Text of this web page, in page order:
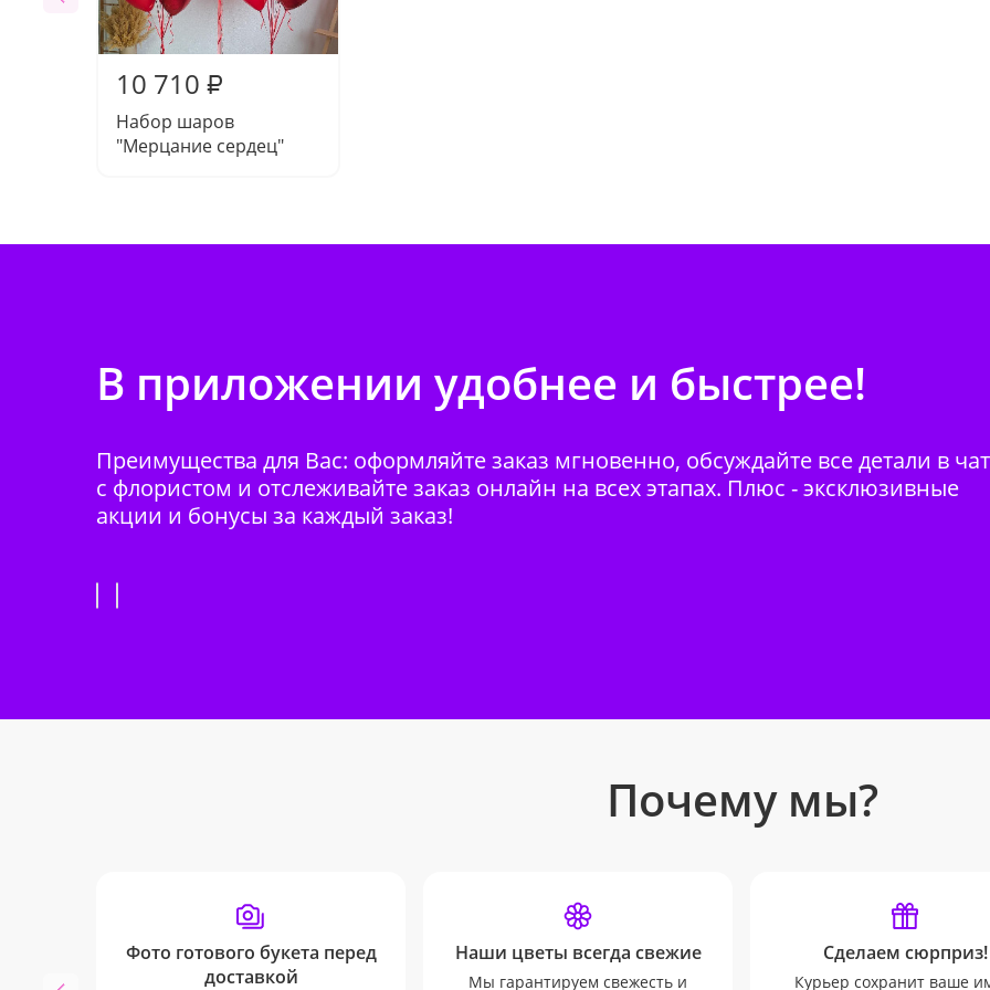
10 710 ₽
Набор шаров
"Мерцание сердец"
В приложении удобнее и быстрее!
Преимущества для Вас: оформляйте заказ мгновенно, обсуждайте все детали в
с флористом и отслеживайте заказ онлайн на всех этапах. Плюс - эксклюзивные
акции и бонусы за каждый заказ!
Почему мы?
Фото готового букета перед
доставкой
Наши цветы всегда свежие
Мы гарантируем свежесть и
Сделаем сюрприз!
Курьер сохранит ваше